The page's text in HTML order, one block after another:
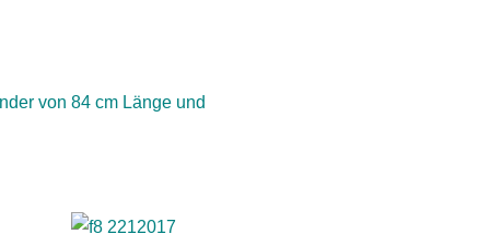
von 84 cm Länge und